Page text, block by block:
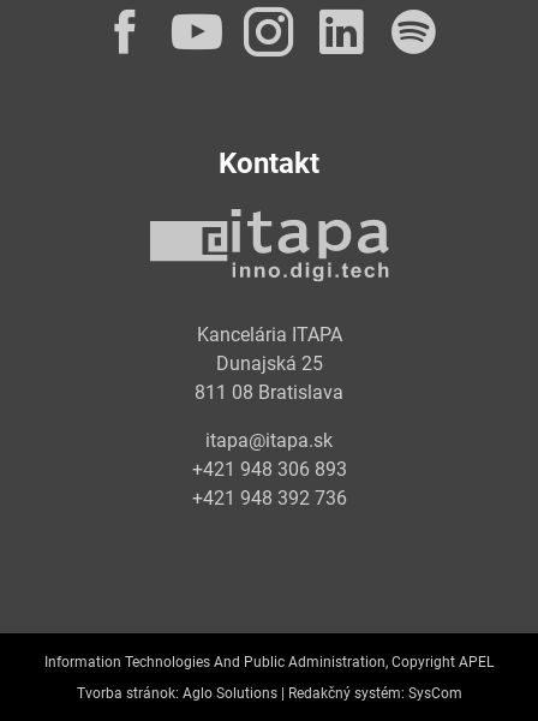
Facebook
YouTube
Instagram
Kontakt
Kancelária ITAPA
Dunajská 25
811 08 Bratislava
itapa@itapa.sk
+421 948 306 893
+421 948 392 736
Information Technologies And Public Administration, Copyright APEL
Tvorba stránok: Aglo Solutions | Redakčný systém: SysCom